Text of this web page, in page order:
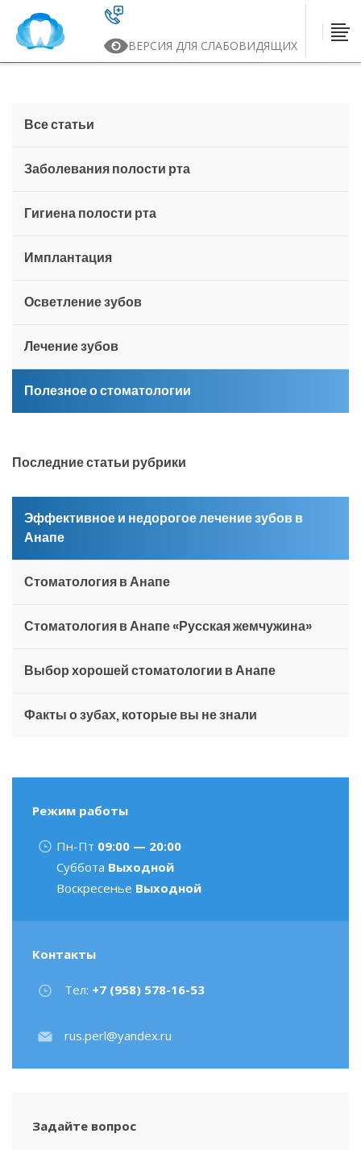
ВЕРСИЯ ДЛЯ СЛАБОВИДЯЩИХ
Все статьи
Заболевания полости рта
Гигиена полости рта
Имплантация
Осветление зубов
Лечение зубов
Полезное о стоматологии
Последние статьи рубрики
Эффективное и недорогое лечение зубов в
Анапе
Стоматология в Анапе
Стоматология в Анапе «Русская жемчужина»
Выбор хорошей стоматологии в Анапе
Факты о зубах, которые вы не знали
Режим работы
Пн-Пт 09:00 — 20:00
Суббота Выходной
Воскресенье Выходной
Контакты
Тел: +7 (958) 578-16-53
rus.perl@yandex.ru
Задайте вопрос